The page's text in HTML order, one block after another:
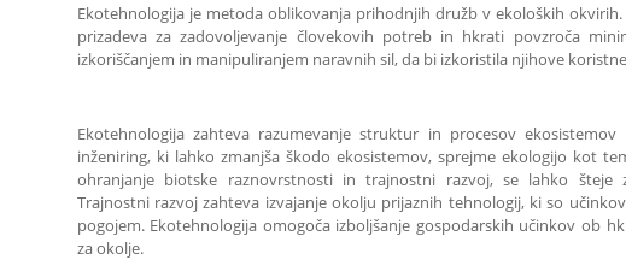
Ekotehnologija je metoda oblikovanja prihodnjih družb v ekoloških okvirih.
prizadeva za zadovoljevanje človekovih potreb in hkrati povzroča
izkoriščanjem in manipuliranjem naravnih sil, da bi izkoristila njihove
Ekotehnologija zahteva razumevanje struktur in procesov
inženiring, ki lahko zmanjša škodo ekosistemov, sprejme ekologijo kot
ohranjanje biotske raznovrstnosti in trajnostni razvoj, se lahko šteje
Trajnostni razvoj zahteva izvajanje okolju prijaznih tehnologij, ki so
pogojem. Ekotehnologija omogoča izboljšanje gospodarskih učinkov ob
za okolje.